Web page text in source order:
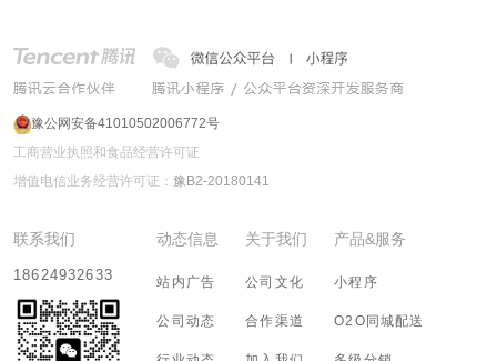
豫公网安备41010502006772号
工商营业执照和食品经营许可证
增值电信业务经营许可证： 豫B2-20180141
联系我们
18624932633
动态信息
站内广告
公司动态
关于我们
公司文化
合作渠道
产品&服务
小程序
O2O同城配送